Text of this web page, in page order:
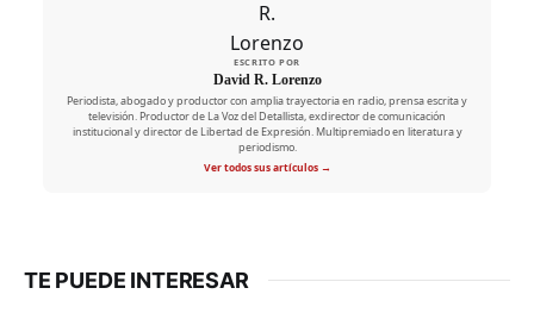
ESCRITO POR
David R. Lorenzo
Periodista, abogado y productor con amplia trayectoria en radio, prensa escrita y
televisión. Productor de La Voz del Detallista, exdirector de comunicación
institucional y director de Libertad de Expresión. Multipremiado en literatura y
periodismo.
Ver todos sus artículos →
TE PUEDE INTERESAR